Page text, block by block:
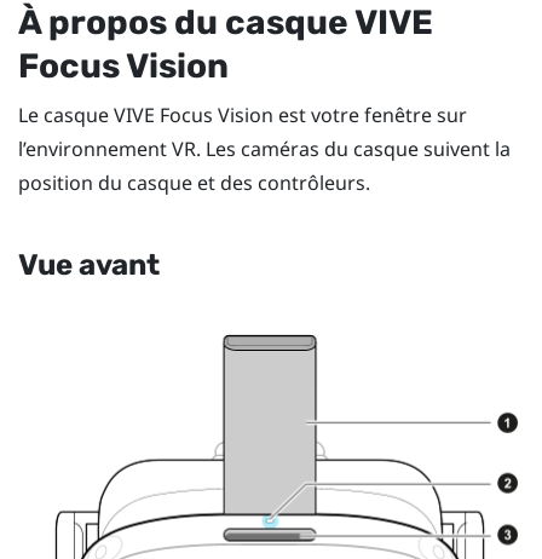
À propos du casqueVIVE
Focus Vision
Le casqueVIVE Focus Vision est votre fenêtre sur
l’environnement VR. Les caméras du casque suivent la
position du casque et des contrôleurs.
Vue avant